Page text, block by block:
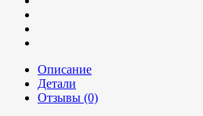
Описание
Детали
Отзывы (0)